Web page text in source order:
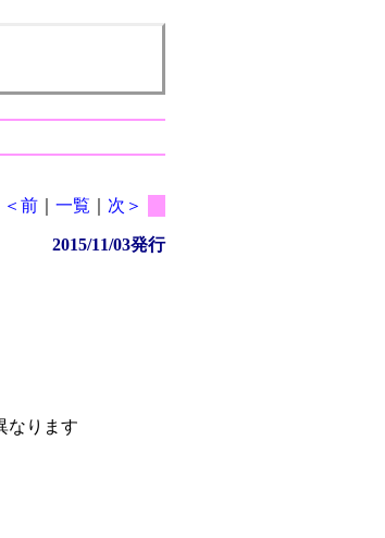
＜前 ｜一覧 次＞
2015/11/03発行
ります